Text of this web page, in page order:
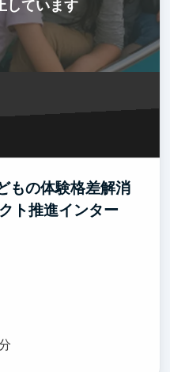
しています
もの体験格差解消
ト推進インター